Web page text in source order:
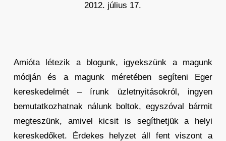
2012. július 17.
Amióta létezik a blogunk, igyekszünk a magunk
módján és a magunk méretében segíteni Eger
kereskedelmét – írunk üzletnyitásokról, ingyen
bemutatkozhatnak nálunk boltok, egyszóval bármit
megteszünk, amivel kicsit is segíthetjük a helyi
kereskedőket. Érdekes helyzet áll fent viszont a